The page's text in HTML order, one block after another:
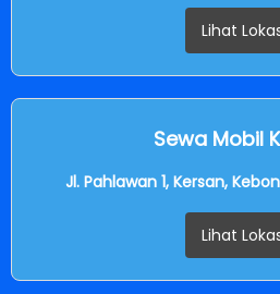
Lihat
Sewa Mobil
Jl. Pahlawan 1, Kersan,
Lihat